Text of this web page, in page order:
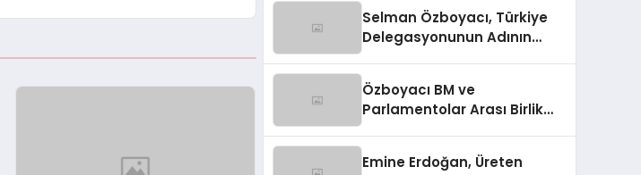
Selman Özboyacı, Türkiye
Delegasyonunun Adının
Özboyacı BM ve
Parlamentolar Arası Birlik
Emine Erdoğan, Üreten